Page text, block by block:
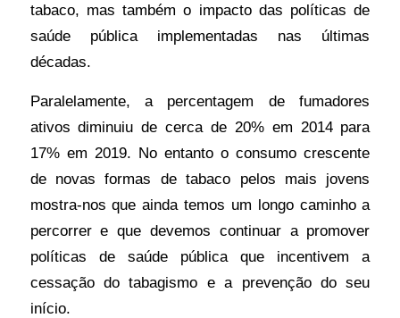
tabaco, mas também o impacto das políticas de
saúde pública implementadas nas últimas
décadas.
Paralelamente, a percentagem de fumadores
ativos diminuiu de cerca de 20% em 2014 para
17% em 2019. No entanto o consumo crescente
de novas formas de tabaco pelos mais jovens
mostra-nos que ainda temos um longo caminho a
percorrer e que devemos continuar a promover
políticas de saúde pública que incentivem a
cessação do tabagismo e a prevenção do seu
início.